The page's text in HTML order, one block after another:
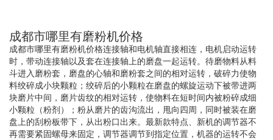
成都市哪里有磨粉机价格
成都市哪里有磨粉机价格连接轴和电机轴直接相连，电机启动运转
时，带动连接轴以及套在连接轴上的磨盘一起运转。待磨物料从料
斗进入磨粉套，磨盘的心轴和磨粉套之间的相对运转，破碎力使物
料绞碎成小块颗粒；绞碎后的小颗粒在磨盘的螺旋运动下被带进两
块磨片中间，磨片齿纹的相对运转，使物料在短时间内被粉碎成细
小颗粒（粉剂）；粉从磨片的齿沟流出，甩向四周，同时被装在磨
盘上的刮粉板带下，从出粉口出来。最新款特点、新机的调节器不
再需要紧固螺母来固定，调节器调节到指定位置，机器的运转不会